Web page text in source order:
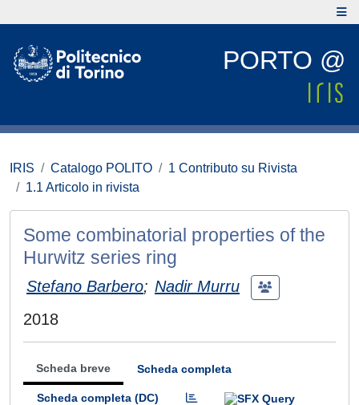
PORTO @
IRIS Catalogo POLITO
1 Contributo su Rivista
1.1 Articolo in rivista
Some combinatorial properties of the
Hurwitz series ring
Stefano Barbero; Nadir Murru
2018
Scheda breve Scheda completa
Scheda completa (DC)